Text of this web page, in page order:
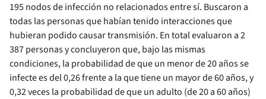
195 nodos de infección no relacionados entre sí. Buscaron a
todas las personas que habían tenido interacciones que
hubieran podido causar transmisión. En total evaluaron a 2
387 personas y concluyeron que, bajo las mismas
condiciones, la probabilidad de que un menor de 20 años se
infecte es del 0,26 frente a la que tiene un mayor de 60 años, y
0,32 veces la probabilidad de que un adulto (de 20 a 60 años)